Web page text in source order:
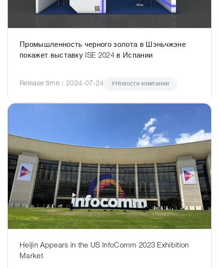
Промышленность черного золота в Шэньчжэне
покажет выставку ISE 2024 в Испании
Release time：2024-07-24 #Новости компании
Heijin Appears in the US lnfoComm 2023 Exhibition
Market